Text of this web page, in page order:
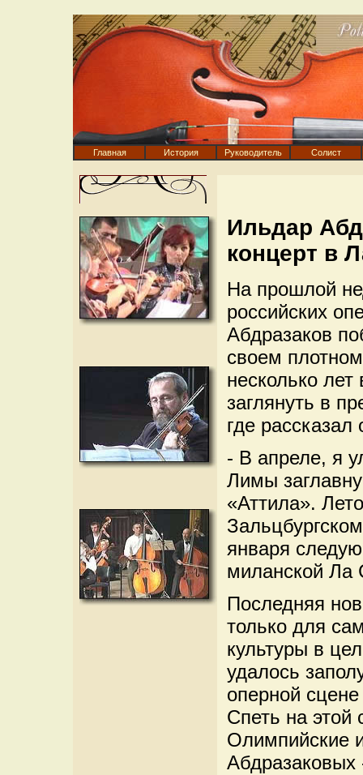
Главная История Руководитель Солист
Ильдар
концерт в
На прошлой
российских
Абдразаков
своем
несколько
заглянуть в
где
- В апреле, я
Лимы
«Аттила».
января
миланской Ла
Последняя
только для
культуры в
удалось
оперной
Спеть на этой
Олимпийские
Абдразаковых